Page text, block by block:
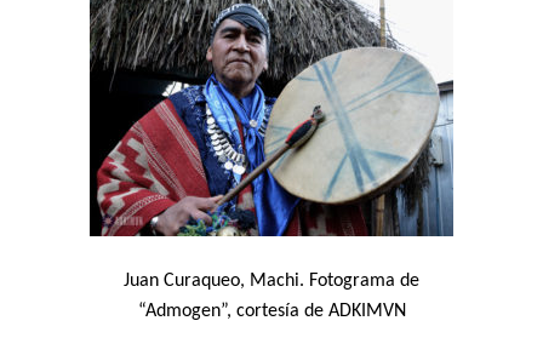
Juan Curaqueo, Machi. Fotograma de
“Admogen”, cortesía de ADKIMVN